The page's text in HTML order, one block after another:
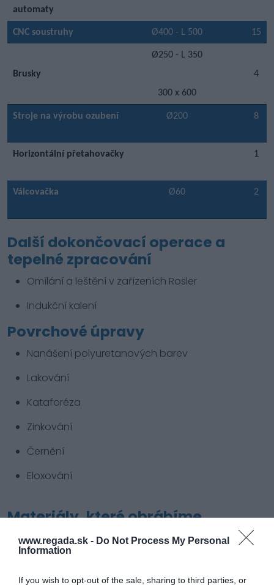
www.regada.sk - Do Not Process My Personal
Information
If you wish to opt-out of the sale, sharing to third parties, or
automaty
CNC soustruhy Ø400 - L 500 15
Brusky
Ø250 - L 350
4
300 x 600
Stroje na výrobu ozubení Ø200 8
Horizontální přetahovačky 1
Válcovačka Ø60 2
Další dokončovací operace a
tepelné zpracování
Omílání a leštění v zařízeních Rosler
Indukční kalení
Povrchové úpravy
Nanášení polyuretanových barev
Lakování
Kataforéza
Zinkování
Černění
Eloxování
Materiály, které obrábíme